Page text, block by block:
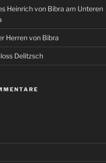
Heinrich von Bibra am Unteren
Herren von Bibra
Delitzsch